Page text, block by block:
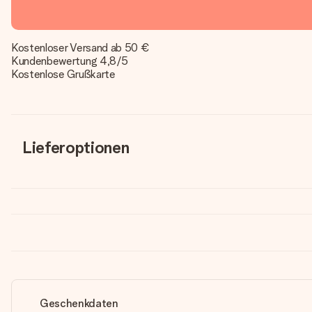
Kostenloser Versand ab 50 €
Kundenbewertung 4,8/5
Kostenlose Grußkarte
Lieferoptionen
Geschenkdaten